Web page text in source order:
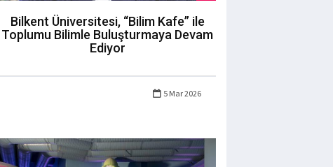
Bilkent Üniversitesi, “Bilim Kafe” ile
Toplumu Bilimle Buluşturmaya Devam
Ediyor
5 Mar 2026